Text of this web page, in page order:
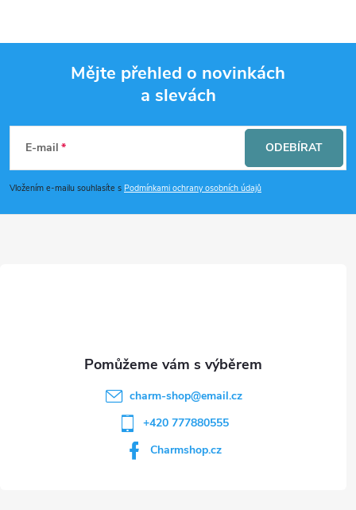
p
a
Mějte přehled o novinkách
a slevách
E-mail
Vložením e-mailu souhlasíte s Podmínkami ochrany osobních údajů
ODEBÍRAT
charm-shop@email.cz
+420 777880555
Charmshop.cz